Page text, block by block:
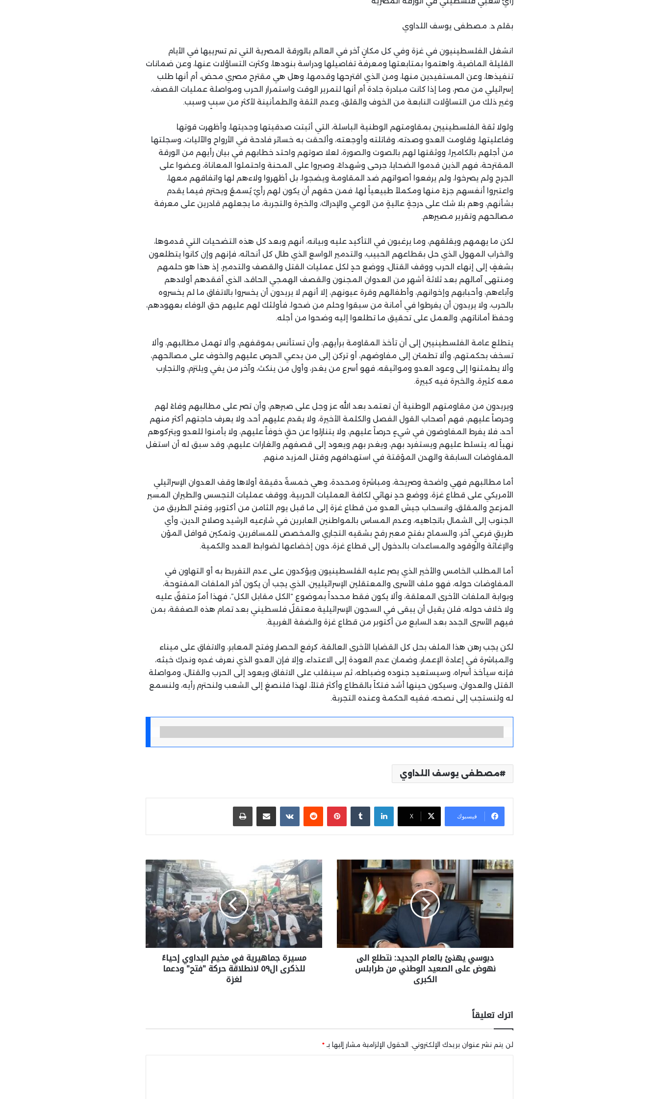
بقلم د. مصطفى يوسف اللداوي
انشغل الفلسطينيون في غزة وفي كل مكانٍ آخر في العالم بالورقة المصرية التي تم تسريبها في الأيام
القليلة الماضية، واهتموا بمتابعتها ومعرفة تفاصيلها ودراسة بنودها، وكثرت التساؤلات عنها، وعن ضمانات
تنفيذها، وعن المستفيدين منها، ومن الذي اقترحها وقدمها، وهل هي مقترح مصري محض، أم أنها طلب
إسرائيلي من مصر، وما إذا كانت مبادرة جادة أم أنها لتمرير الوقت واستمرار الحرب ومواصلة عمليات القصف،
وغير ذلك من التساؤلات النابعة من الخوف والقلق، وعدم الثقة والطمأنينة لأكثر من سببٍ وسبب.
ولولا ثقة الفلسطينيين بمقاومتهم الوطنية الباسلة، التي أثبتت صدقيتها وجديتها، وأظهرت قوتها
وفاعليتها، وقاومت العدو وصدته، وقاتلته وأوجعته، وألحقت به خسائر فادحة في الأرواح والآليات، وسجلتها
من أجلهم بالكاميرا، ووثقتها لهم بالصوت والصورة، لعلا صوتهم واحتد خطابهم في بيان رأيهم من الورقة
المقترحة، فهم الذين قدموا الضحايا، جرحى وشهداءً، وصبروا على المحنة واحتملوا المعاناة، وعضوا على
الجرح ولم يصرخوا، ولم يرفعوا أصواتهم ضد المقاومة ويضجوا، بل أظهروا ولاءهم لها واتفاقهم معها،
واعتبروا أنفسهم جزءً منها ومكملاً طبيعياً لها، فمن حقهم أن يكون لهم رأيٌ يُسمعُ ويحترم فيما يقدم
بشأنهم، وهم بلا شك على درجةٍ عاليةٍ من الوعي والإدراك، والخبرة والتجربة، ما يجعلهم قادرين على معرفة
مصالحهم وتقرير مصيرهم.
لكن ما يهمهم ويقلقهم، وما يرغبون في التأكيد عليه وبيانه، أنهم وبعد كل هذه التضحيات التي قدموها،
والخراب المهول الذي حل بقطاعهم الحبيب، والتدمير الواسع الذي طال كل أنحائه، فإنهم وإن كانوا يتطلعون
بشغفٍ إلى إنهاء الحرب ووقف القتال، ووضع حدٍ لكل عمليات القتل والقصف والتدمير، إذ هذا هو حلمهم
ومنتهى آمالهم بعد ثلاثة أشهر من العدوان المجنون والقصف الهمجي الحاقد، الذي أفقدهم أولادهم
وآباءهم، وأحبابهم وإخوانهم، وأطفالهم وقرة عيونهم، إلا أنهم لا يريدون أن يخسروا بالاتفاق ما لم يخسروه
بالحرب، ولا يريدون أن يفرطوا في أمانة من سبقوا وحلم من ضحوا، فأولئك لهم عليهم حق الوفاء بعهودهم،
وحفظ أماناتهم، والعمل على تحقيق ما تطلعوا إليه وضحوا من أجله.
يتطلع عامة الفلسطينيين إلى أن تأخذ المقاومة برأيهم، وأن تستأنس بموقفهم، وألا تهمل مطالبهم، وألا
تسخف بحكمتهم، وألا تطمئن إلى مفاوضهم، أو تركن إلى من يدعي الحرص عليهم والخوف على مصالحهم،
وألا يطمئنوا إلى وعود العدو ومواثيقه، فهو أسرع من يغدر، وأول من ينكث، وآخر من يفي ويلتزم، والتجارب
معه كثيرة، والخبرة فيه كبيرة.
ويريدون من مقاومتهم الوطنية أن تعتمد بعد الله عز وجل على صبرهم، وأن تصر على مطالبهم وفاءً لهم
وحرصاً عليهم، فهم أصحاب القول الفصل والكلمة الأخيرة، ولا يقدم عليهم أحد، ولا يعرف حاجتهم أكثر منهم
أحد، فلا يفرط المفاوضون في شيءٍ حرصاً عليهم، ولا يتنازلوا عن حقٍ خوفاً عليهم، ولا يأمنوا للعدو ويتركوهم
نهباً له، يتسلط عليهم ويستفرد بهم، ويغدر بهم ويعود إلى قصفهم والغارات عليهم، وقد سبق له أن استغل
المفاوضات السابقة والهدن المؤقتة في استهدافهم وقتل المزيد منهم.
أما مطالبهم فهي واضحة وصريحة، ومباشرة ومحددة، وهي خمسةٌ دقيقة أولاها وقف العدوان الإسرائيلي
الأمريكي على قطاع غزة، ووضع حدٍ نهائي لكافة العمليات الحربية، ووقف عمليات التجسس والطيران المسير
المزعج والمقلق، وانسحاب جيش العدو من قطاع غزة إلى ما قبل يوم الثامن من أكتوبر، وفتح الطريق من
الجنوب إلى الشمال باتجاهيه، وعدم المساس بالمواطنين العابرين في شارعيه الرشيد وصلاح الدين، وأي
طريقٍ فرعيٍ آخر، والسماح بفتح معبر رفح بشقيه التجاري والمخصص للمسافرين، وتمكين قوافل المؤن
والإغاثة والوقود والمساعدات بالدخول إلى قطاع غزة، دون إخضاعها لضوابط العدد والكمية.
أما المطلب الخامس والأخير الذي يصر عليه الفلسطينيون ويؤكدون على عدم التفريط به أو التهاون في
المفاوضات حوله، فهو ملف الأسرى والمعتقلين الإسرائيليين، الذي يجب أن يكون آخر الملفات المفتوحة،
وبوابة الملفات الأخرى المعلقة، وألا يكون فقط محدداً بموضوع “الكل مقابل الكل”، فهذا أمرٌ متفقٌ عليه
ولا خلاف حوله، فلن يقبل أن يبقى في السجون الإسرائيلية معتقلٌ فلسطيني بعد تمام هذه الصفقة، بمن
فيهم الأسرى الجدد بعد السابع من أكتوبر من قطاع غزة والضفة الغربية.
لكن يجب رهن هذا الملف بحل كل القضايا الأخرى العالقة، كرفع الحصار وفتح المعابر، والاتفاق على ميناء
والمباشرة في إعادة الإعمار، وضمان عدم العودة إلى الاعتداء، وإلا فإن العدو الذي نعرف غدره وندرك خبثه،
فإنه سيأخذ أسراه، وسيستعيد جنوده وضباطه، ثم سينقلب على الاتفاق ويعود إلى الحرب والقتال، ومواصلة
القتل والعدوان، وسيكون حينها أشد فتكاً بالقطاع وأكثر قتلاً، لهذا فلنصغِ إلى الشعب ولنحترم رأيه، ولنسمع
له ولنستجب إلى نصحه، ففيه الحكمة وعنده التجربة.
مصطفى يوسف اللداوي
فيسبوك X
لينكدإن بينتيريست مشاركة عبر البريد طباعة
دبوسي يهنئ بالعام الجديد: نتطلع الى
نهوض على الصعيد الوطني من طرابلس
الكبرى
مسيرة جماهيرية في مخيم البداوي إحياءً
للذكرى ال٥٩ لانطلاقة حركة "فتح" ودعما
لغزة
اترك تعليقاً
لن يتم نشر عنوان بريدك الإلكتروني. الحقول الإلزامية مشار إليها بـ*